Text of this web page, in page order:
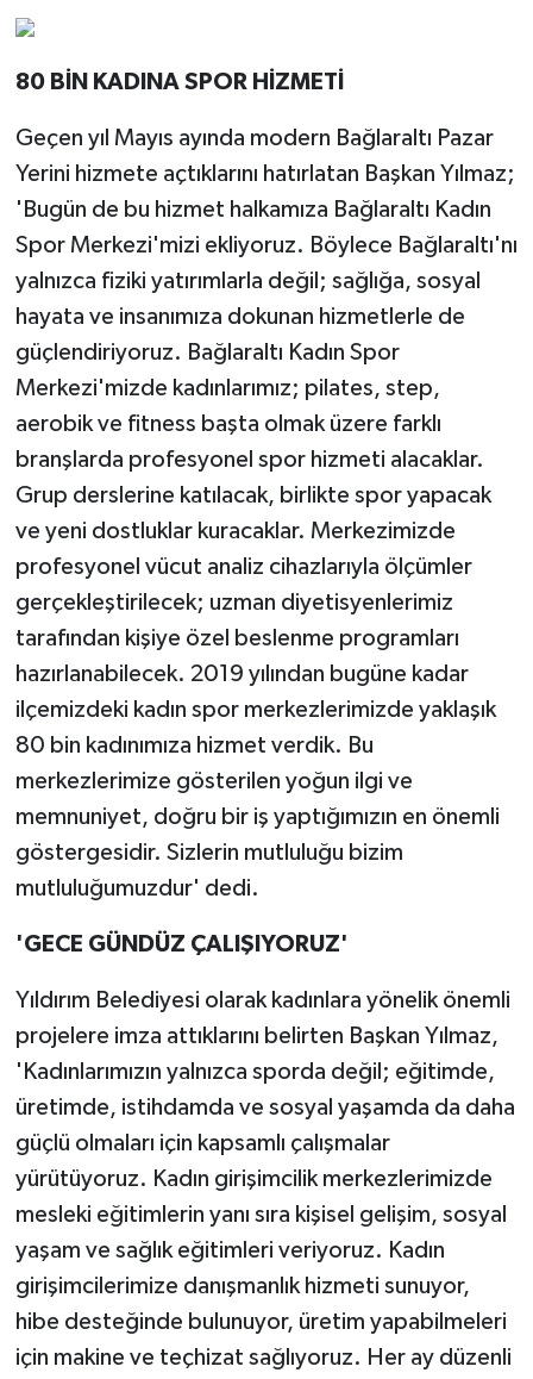
80 BİN KADINA SPOR HİZMETİ
Geçen yıl Mayıs ayında modern Bağlaraltı Pazar
Yerini hizmete açtıklarını hatırlatan Başkan Yılmaz;
'Bugün de bu hizmet halkamıza Bağlaraltı Kadın
Spor Merkezi'mizi ekliyoruz. Böylece Bağlaraltı'nı
yalnızca fiziki yatırımlarla değil; sağlığa, sosyal
hayata ve insanımıza dokunan hizmetlerle de
güçlendiriyoruz. Bağlaraltı Kadın Spor
Merkezi'mizde kadınlarımız; pilates, step,
aerobik ve fitness başta olmak üzere farklı
branşlarda profesyonel spor hizmeti alacaklar.
Grup derslerine katılacak, birlikte spor yapacak
ve yeni dostluklar kuracaklar. Merkezimizde
profesyonel vücut analiz cihazlarıyla ölçümler
gerçekleştirilecek; uzman diyetisyenlerimiz
tarafından kişiye özel beslenme programları
hazırlanabilecek. 2019 yılından bugüne kadar
ilçemizdeki kadın spor merkezlerimizde yaklaşık
80 bin kadınımıza hizmet verdik. Bu
merkezlerimize gösterilen yoğun ilgi ve
memnuniyet, doğru bir iş yaptığımızın en önemli
göstergesidir. Sizlerin mutluluğu bizim
mutluluğumuzdur' dedi.
'GECE GÜNDÜZ ÇALIŞIYORUZ'
Yıldırım Belediyesi olarak kadınlara yönelik önemli
projelere imza attıklarını belirten Başkan Yılmaz,
'Kadınlarımızın yalnızca sporda değil; eğitimde,
üretimde, istihdamda ve sosyal yaşamda da daha
güçlü olmaları için kapsamlı çalışmalar
yürütüyoruz. Kadın girişimcilik merkezlerimizde
mesleki eğitimlerin yanı sıra kişisel gelişim, sosyal
yaşam ve sağlık eğitimleri veriyoruz. Kadın
girişimcilerimize danışmanlık hizmeti sunuyor,
hibe desteğinde bulunuyor, üretim yapabilmeleri
için makine ve teçhizat sağlıyoruz. Her ay düzenli